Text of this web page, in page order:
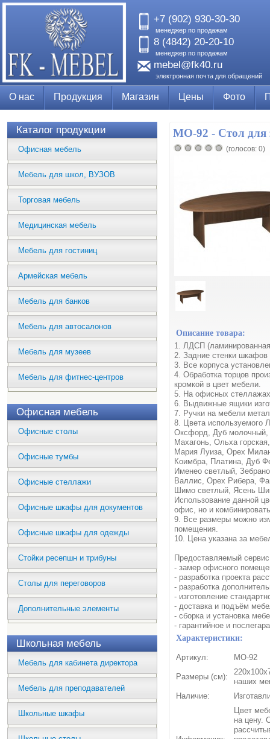
+7 (902) 930-30-30
менеджер по продажам
8 (4842) 20-20-10
менеджер по продажам
mebel@fk40.ru
электронная почта для обращений
О нас Продукция Магазин Цены Фото
Каталог продукции
Офисная мебель
Мебель для школ, ВУЗОВ
Торговая мебель
Медицинская мебель
Мебель для гостиниц
Армейская мебель
Мебель для банков
Мебель для автосалонов
Мебель для музеев
Мебель для фитнес-центров
Офисная мебель
Офисные столы
Офисные тумбы
Офисные стеллажи
Офисные шкафы для документов
Офисные шкафы для одежды
Стойки ресепшн и трибуны
Столы для переговоров
Дополнительные элементы
Школьная мебель
Мебель для кабинета директора
Мебель для преподавателей
Школьные шкафы
МО-92 - Стол для
(голосов: 0)
Описание товара:
1. ЛДСП
2. Задние стенки
3. Все корпуса
4. Обработка торцов
кромкой в цвет мебели.
5. На офисных
6. Выдвижные ящики
7. Ручки на мебели
8. Цвета используемого
Оксфорд, Дуб молочный,
Махагонь, Ольха
Мария Луиза, Орех
Коимбра, Платина, Дуб
Именео светлый,
Валлис, Орех Рибера,
Шимо светлый, Ясень
Использование данной
офис, но и
9. Все размеры можно
помещения.
10. Цена указана за
Предоставляемый
- замер офисного
- разработка проекта
- разработка
- изготовление
- доставка и подъём
- сборка и установка
- гарантийное и
Характеристики:
Артикул: МО-92
Размеры (см):
наших
Наличие:
Цвет
на цену.